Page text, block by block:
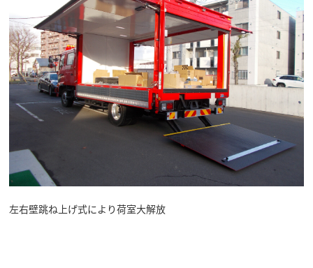
左右壁跳ね上げ式により荷室大解放